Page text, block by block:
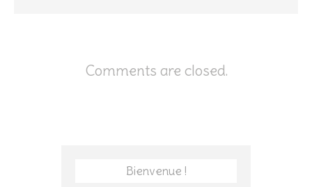
Comments are closed.
Bienvenue !